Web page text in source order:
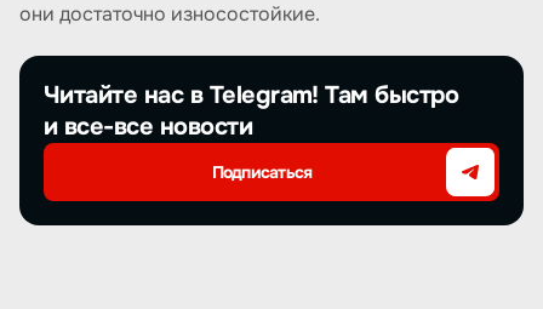
они достаточно износостойкие.
Читайте нас в Telegram! Там быстро
и все-все новости
Подписаться